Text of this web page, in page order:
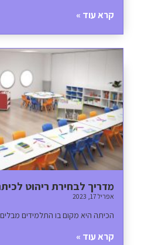
קרא עוד »
מדריך לבחירת ריהוט
אפריל 17, 2023
הכיתה היא מקום בו התלמידים
קרא עוד »